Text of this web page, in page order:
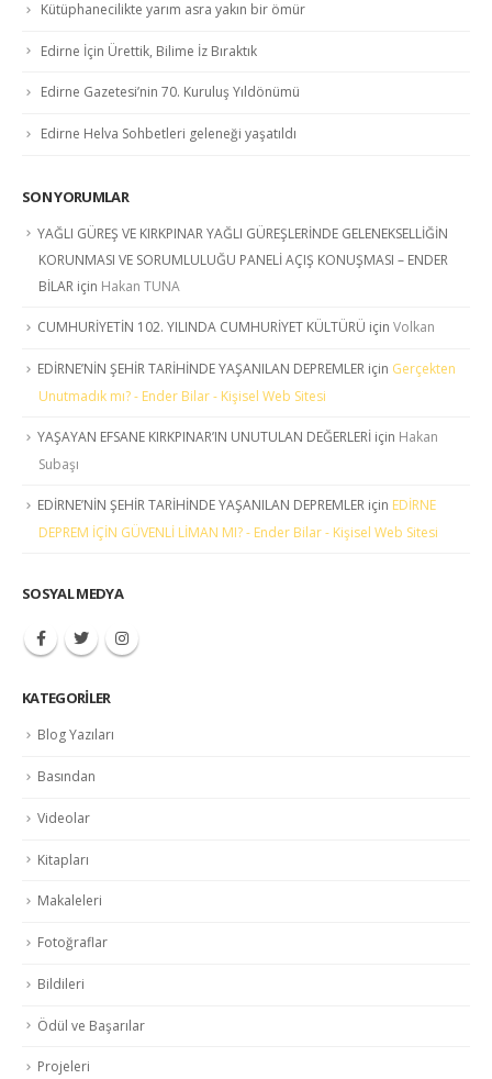
Kütüphanecilikte yarım asra yakın bir ömür
Edirne İçin Ürettik, Bilime İz Bıraktık
Edirne Gazetesi’nin 70. Kuruluş Yıldönümü
Edirne Helva Sohbetleri geleneği yaşatıldı
SON YORUMLAR
YAĞLI GÜREŞ VE KIRKPINAR YAĞLI GÜREŞLERİNDE GELENEKSELLİĞİN
KORUNMASI VE SORUMLULUĞU PANELİ AÇIŞ KONUŞMASI – ENDER
BİLAR için Hakan TUNA
CUMHURİYETİN 102. YILINDA CUMHURİYET KÜLTÜRÜ için Volkan
EDİRNE’NİN ŞEHİR TARİHİNDE YAŞANILAN DEPREMLER için Gerçekten
Unutmadık mı? - Ender Bilar - Kişisel Web Sitesi
YAŞAYAN EFSANE KIRKPINAR’IN UNUTULAN DEĞERLERİ için Hakan
Subaşı
EDİRNE’NİN ŞEHİR TARİHİNDE YAŞANILAN DEPREMLER için EDİRNE
DEPREM İÇİN GÜVENLİ LİMAN MI? - Ender Bilar - Kişisel Web Sitesi
SOSYAL MEDYA
KATEGORILER
Blog Yazıları
Basından
Videolar
Kitapları
Makaleleri
Fotoğraflar
Bildileri
Ödül ve Başarılar
Projeleri